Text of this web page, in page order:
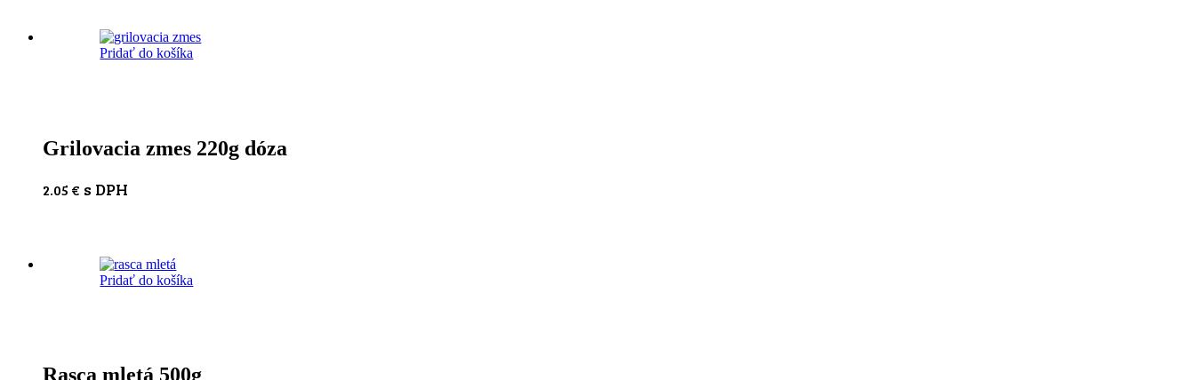
Pridať do košíka
Grilovacia zmes 220g dóza
2.05 € s DPH
Pridať do košíka
Rasca mletá 500g